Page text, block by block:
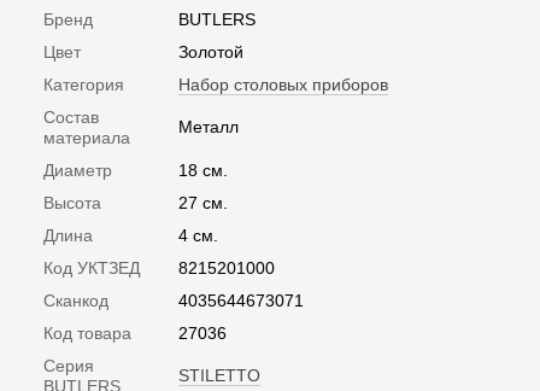
Бренд
BUTLERS
Цвет
Золотой
Категория
Набор столовых приборов
Состав
материала
Металл
Диаметр
18 см.
Высота
27 см.
Длина
4 см.
Код УКТЗЕД
8215201000
Сканкод
4035644673071
Код товара
27036
Серия
BUTLERS
STILETTO